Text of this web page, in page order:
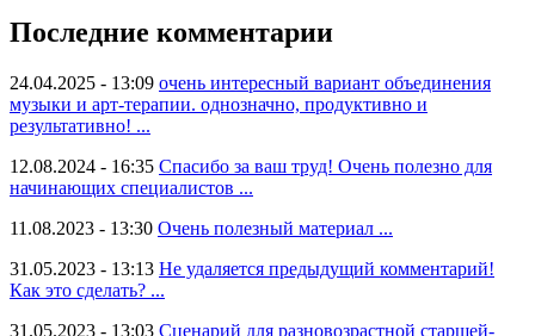
Последние комментарии
24.04.2025 - 13:09 очень интересный вариант объединения
музыки и арт-терапии. однозначно, продуктивно и
результативно! ...
12.08.2024 - 16:35 Спасибо за ваш труд! Очень полезно для
начинающих специалистов ...
11.08.2023 - 13:30 Очень полезный материал ...
31.05.2023 - 13:13 Не удаляется предыдущий комментарий!
Как это сделать? ...
31.05.2023 - 13:03 Сценарий для разновозрастной старшей-